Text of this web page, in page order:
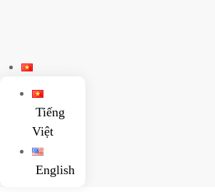
Tiếng
Việt
English